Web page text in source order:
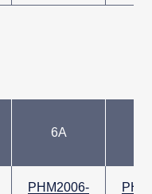
6A
PHM2006-